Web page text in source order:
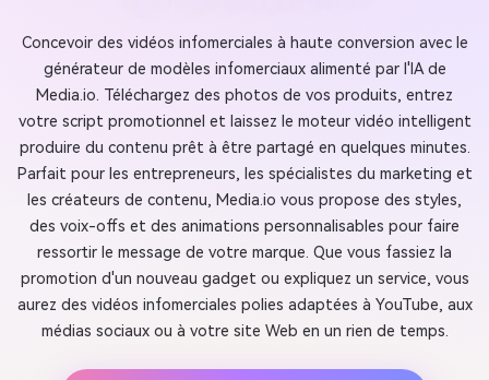
Concevoir des vidéos infomerciales à haute conversion avec le
générateur de modèles infomerciaux alimenté par l'IA de
Media.io. Téléchargez des photos de vos produits, entrez
votre script promotionnel et laissez le moteur vidéo intelligent
produire du contenu prêt à être partagé en quelques minutes.
Parfait pour les entrepreneurs, les spécialistes du marketing et
les créateurs de contenu, Media.io vous propose des styles,
des voix-offs et des animations personnalisables pour faire
ressortir le message de votre marque. Que vous fassiez la
promotion d'un nouveau gadget ou expliquez un service, vous
aurez des vidéos infomerciales polies adaptées à YouTube, aux
médias sociaux ou à votre site Web en un rien de temps.